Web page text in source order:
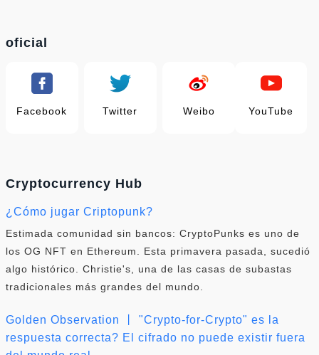
oficial
Facebook Twitter Weibo YouTube
Cryptocurrency Hub
¿Cómo jugar Criptopunk?
Estimada comunidad sin bancos: CryptoPunks es uno de
los OG NFT en Ethereum. Esta primavera pasada, sucedió
algo histórico. Christie's, una de las casas de subastas
tradicionales más grandes del mundo.
Golden Observation 丨 "Crypto-for-Crypto" es la
respuesta correcta? El cifrado no puede existir fuera